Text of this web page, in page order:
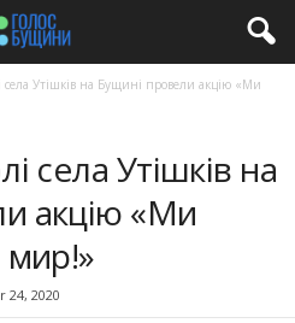
села Утішків на Бущині провели акцію «Ми
села Утішків на
акцію «Ми
мир!»
24, 2020